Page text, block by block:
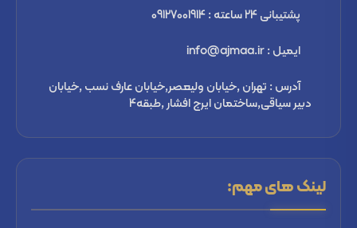
پشتیبانی 24 ساعته : 09127001914
ایمیل : info@ajmaa.ir
آدرس : تهران ,خیابان ولیعصر,خیابان عارف نسب ,خیابان
دبیر سیاقی,ساختمان ایرج افشار ,طبقه4
لینک های مهم: